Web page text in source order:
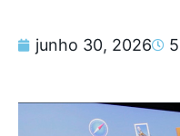
junho 30, 2026